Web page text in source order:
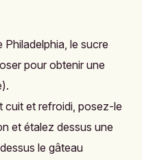
le sucre
pour obtenir une
cuit et refroidi, posez-le
et étalez dessus une
le gâteau